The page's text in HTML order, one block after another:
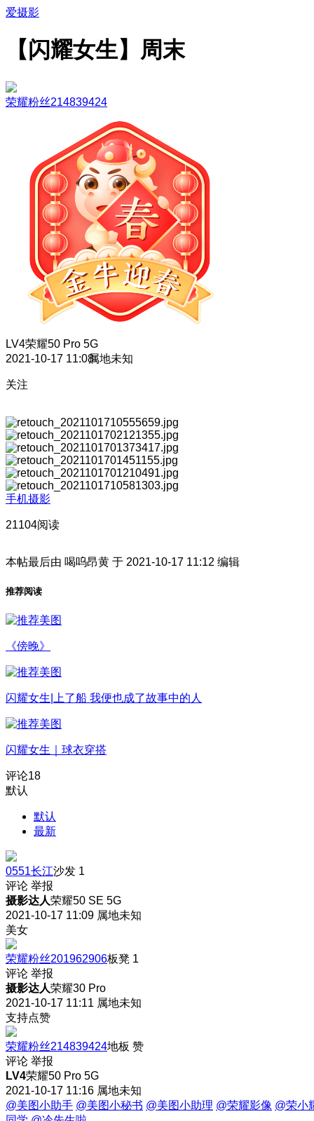
爱摄影
【闪耀女生】周末
荣耀粉丝214839424
LV4荣耀50 Pro 5G
2021-10-17 11:08属地未知
关注
手机摄影
21104阅读
本帖最后由 喝呜昂黄 于 2021-10-17 11:12 编辑
推荐阅读
《傍晚》
闪耀女生|上了船 我便也成了故事中的人
闪耀女生｜球衣穿搭
评论18
默认
默认
最新
0551长江沙发 1
评论 举报
摄影达人荣耀50 SE 5G
2021-10-17 11:09 属地未知
美女
荣耀粉丝201962906板凳 1
评论 举报
摄影达人荣耀30 Pro
2021-10-17 11:11 属地未知
支持点赞
荣耀粉丝214839424地板 赞
评论 举报
LV4荣耀50 Pro 5G
2021-10-17 11:16 属地未知
@美图小助手 @美图小秘书 @美图小助理 @荣耀影像 @荣小